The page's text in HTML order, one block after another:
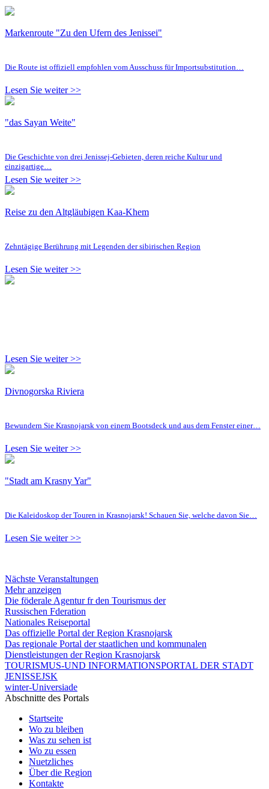
Markenroute "Zu den Ufern des Jenissei"
Die Route ist offiziell empfohlen vom Ausschuss für Importsubstitution…
Lesen Sie weiter >>
"das Sayan Weite"
Die Geschichte von drei Jenissej-Gebieten, deren reiche Kultur und
einzigartige…
Lesen Sie weiter >>
Reise zu den Altgläubigen Kaa-Khem
Zehntägige Berührung mit Legenden der sibirischen Region
Lesen Sie weiter >>
Lesen Sie weiter >>
Divnogorska Riviera
Bewundern Sie Krasnojarsk von einem Bootsdeck und aus dem Fenster einer…
Lesen Sie weiter >>
"Stadt am Krasny Yar"
Die Kaleidoskop der Touren in Krasnojarsk! Schauen Sie, welche davon Sie…
Lesen Sie weiter >>
Nächste Veranstaltungen
Mehr anzeigen
Die föderale Agentur fr den Tourismus der
Russischen Fderation
Nationales Reiseportal
Das offizielle Portal der Region Krasnojarsk
Das regionale Portal der staatlichen und kommunalen
Dienstleistungen der Region Krasnojarsk
TOURISMUS-UND INFORMATIONSPORTAL DER STADT
JENISSEJSK
winter-Universiade
Abschnitte des Portals
Startseite
Wo zu bleiben
Was zu sehen ist
Wo zu essen
Nuetzliches
Über die Region
Kontakte